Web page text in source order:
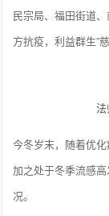
民宗局、福田街道
方抗疫，利益群生”
今冬岁末，随着优
加之处于冬季流感
况。